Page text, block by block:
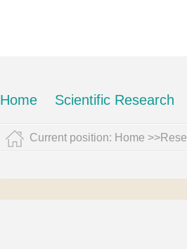
Home Scientific Research
Current position: Home